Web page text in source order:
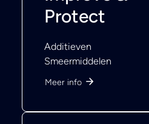
Protect
Additieven
Smeermiddelen
Meer info